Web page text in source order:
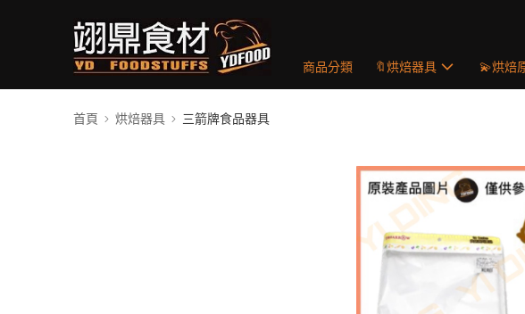
商品分類 🔖烘焙器具 💫烘焙
首頁 烘焙器具 三箭牌食品器具